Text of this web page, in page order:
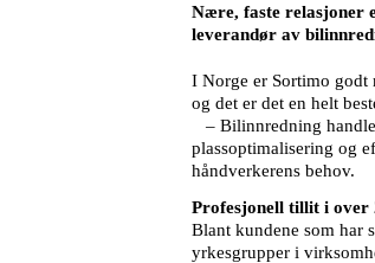
Nære, faste relasjoner
leverandør av
I Norge er Sortimo godt
og det er det en helt
– Bilinnredning
plassoptimalisering og
håndverkerens behov.
Profesjonell tillit i over
Blant kundene som har
yrkesgrupper i